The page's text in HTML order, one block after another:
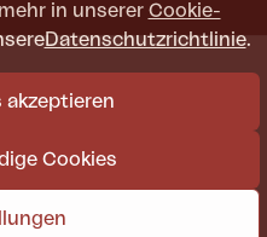
in unserer Cookie-
Datenschutzrichtlinie.
akzeptieren
Cookies